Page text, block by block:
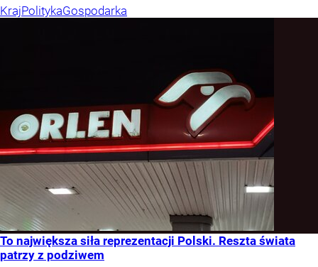
KrajPolitykaGospodarka
To największa siła reprezentacji Polski. Reszta świata
patrzy z podziwem